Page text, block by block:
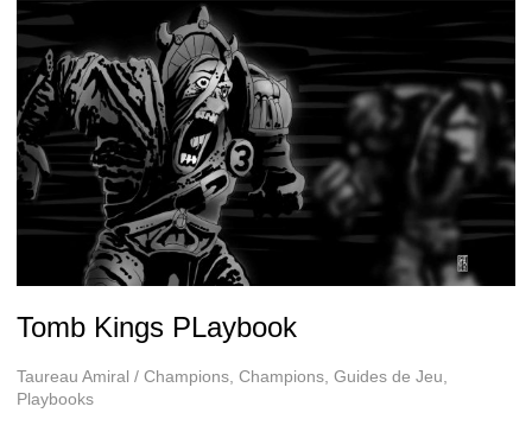
Tomb Kings PLaybook
Taureau Amiral / Champions, Champions, Guides de Jeu
Playbooks